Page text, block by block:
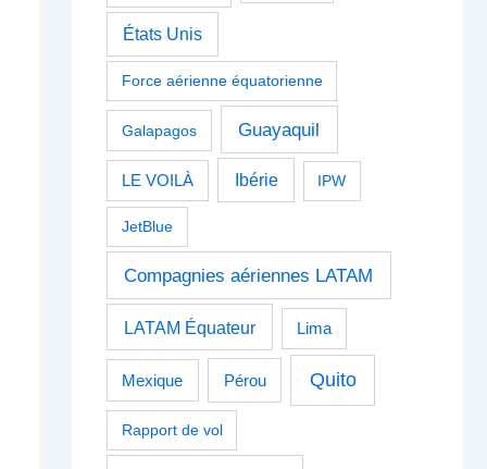
États Unis
Force aérienne équatorienne
Galapagos Guayaquil
LE VOILÀ Ibérie IPW
JetBlue
Compagnies aériennes LATAM
LATAM Équateur Lima
Mexique Pérou Quito
Rapport de vol